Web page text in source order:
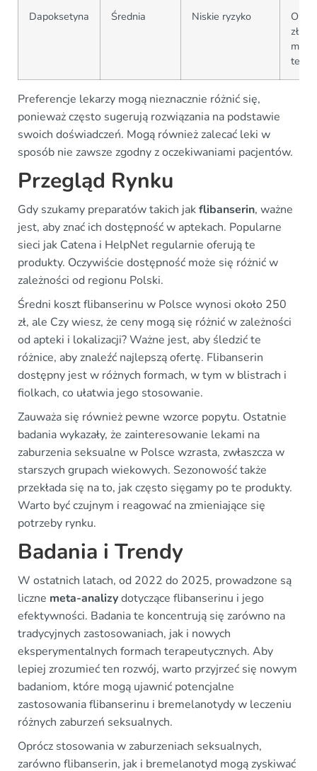
Dapoksetyna Średnia Niskie ryzyko
zł za
Preferencje lekarzy mogą nieznacznie różnić się,
ponieważ często sugerują rozwiązania na podstawie
swoich doświadczeń. Mogą również zalecać leki w
sposób nie zawsze zgodny z oczekiwaniami pacjentów.
Przegląd Rynku
Gdy szukamy preparatów takich jakflibanserin, ważne
jest, aby znać ich dostępność w aptekach. Popularne
sieci jak Catena i HelpNet regularnie oferują te
produkty. Oczywiście dostępność może się różnić w
zależności od regionu Polski.
Średni koszt flibanserinu w Polsce wynosi około 250
zł, ale Czy wiesz, że ceny mogą się różnić w zależności
od apteki i lokalizacji? Ważne jest, aby śledzić te
różnice, aby znaleźć najlepszą ofertę. Flibanserin
dostępny jest w różnych formach, w tym w blistrach i
fiolkach, co ułatwia jego stosowanie.
Zauważa się również pewne wzorce popytu. Ostatnie
badania wykazały, że zainteresowanie lekami na
zaburzenia seksualne w Polsce wzrasta, zwłaszcza w
starszych grupach wiekowych. Sezonowość także
przekłada się na to, jak często sięgamy po te produkty.
Warto być czujnym i reagować na zmieniające się
potrzeby rynku.
Badania i Trendy
W ostatnich latach, od 2022 do 2025, prowadzone są
liczne meta-analizydotyczące flibanserinu i jego
efektywności. Badania te koncentrują się zarówno na
tradycyjnych zastosowaniach, jak i nowych
eksperymentalnych formach terapeutycznych. Aby
lepiej zrozumieć ten rozwój, warto przyjrzeć się nowym
badaniom, które mogą ujawnić potencjalne
zastosowania flibanserinu i bremelanotydy w leczeniu
różnych zaburzeń seksualnych.
Oprócz stosowania w zaburzeniach seksualnych,
zarówno flibanserin, jak i bremelanotyd mogą zyskiwać